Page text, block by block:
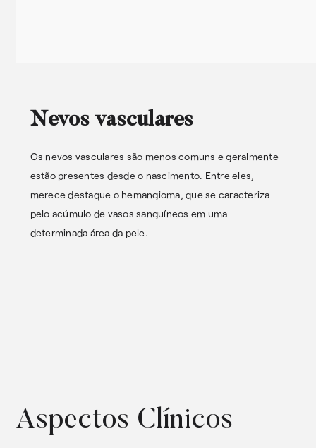
Nevos vasculares
Os nevos vasculares são menos comuns e geralmente
estão presentes desde o nascimento. Entre eles,
merece destaque o hemangioma, que se caracteriza
pelo acúmulo de vasos sanguíneos em uma
determinada área da pele.
Aspectos Clínicos